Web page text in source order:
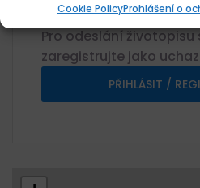
Cookie PolicyProhlášení o
0 Aplikace
Pro odeslání
zaregistrujte jako
PŘIHLÁSIT /